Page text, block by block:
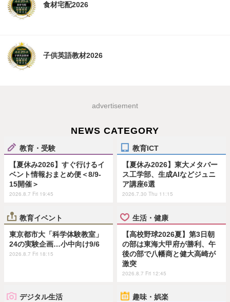
食材宅配2026
子供英語教材2026
advertisement
NEWS CATEGORY
教育・受験
【夏休み2026】すぐ行けるイ
ベント情報おまとめ便＜8/9-
15開催＞
2026.8.7 Fri 19:45
教育ICT
【夏休み2026】東大メタバー
ス工学部、生成AIなどジュニ
ア講座6選
2026.7.30 Thu 11:15
教育イベント
東京都市大「科学体験教室」
24の実験企画…小中向け9/6
2026.8.7 Fri 18:15
生活・健康
【高校野球2026夏】第3日朝
の部は東海大甲府が勝利、午
後の部で八幡商と健大高崎が
激突
2026.8.7 Fri 12:45
デジタル生活 趣味・娯楽